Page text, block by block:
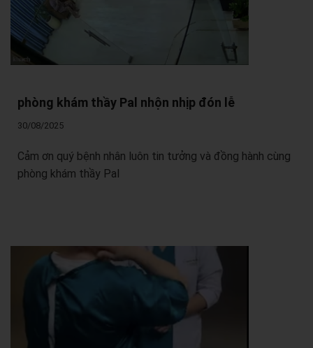
phòng khám thầy Pal nhộn nhịp đón lễ
30/08/2025
Cảm ơn quý bệnh nhân luôn tin tưởng và đồng hành cùng
phòng khám thầy Pal